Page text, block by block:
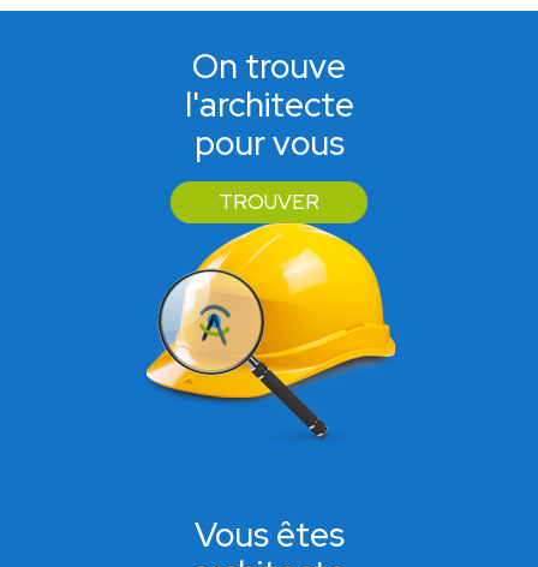
On trouve
l'architecte
pour vous
TROUVER
Vous êtes